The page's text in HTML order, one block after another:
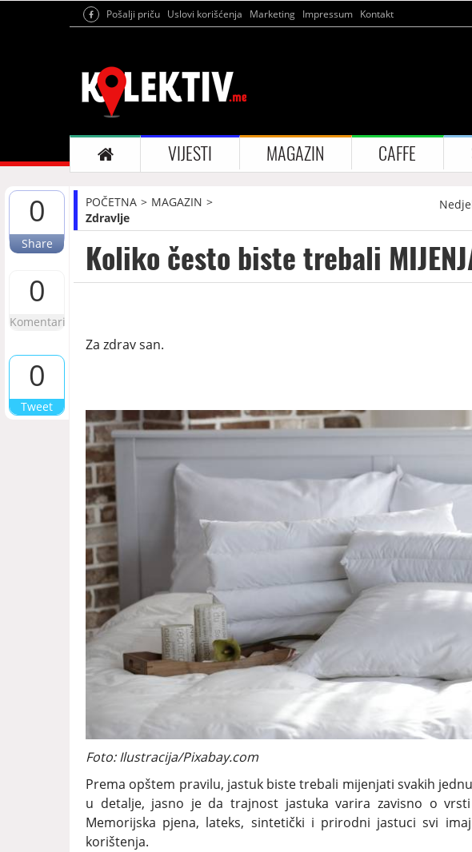
Pošalji priču Uslovi korišćenja Marketing Impressum Kontakt
VIJESTI MAGAZIN CAFFE
0
Share
0
Komentari
0
Tweet
POČETNA
MAGAZIN
Zdravlje
Koliko često biste trebali
Za zdrav san.
Foto: Ilustracija/Pixabay.com
Prema opštem pravilu, jastuk biste trebali mijenjati svakih
u detalje, jasno je da trajnost jastuka varira zavisno o
Memorijska pjena, lateks, sintetički i prirodni jastuci svi
korištenja.